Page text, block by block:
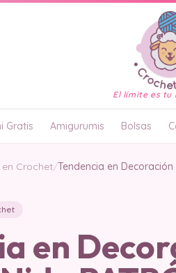
El límite es tu
Gratis Amigurumis Bolsas
Crochet/Tendencia en Decoración
en